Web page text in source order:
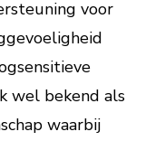
voor
wel bekend als
waarbij